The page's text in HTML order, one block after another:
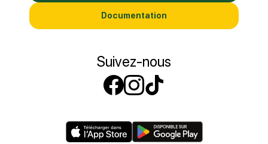
Documentation
Suivez-nous
Suivez-nous sur
Suivez-nous